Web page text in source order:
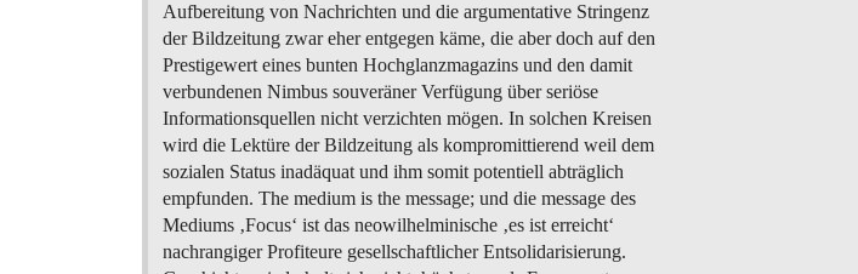
Aufbereitung von Nachrichten und die argumentative Stringenz
der Bildzeitung zwar eher entgegen käme, die aber doch auf den
Prestigewert eines bunten Hochglanzmagazins und den damit
verbundenen Nimbus souveräner Verfügung über seriöse
Informationsquellen nicht verzichten mögen. In solchen Kreisen
wird die Lektüre der Bildzeitung als kompromittierend weil dem
sozialen Status inadäquat und ihm somit potentiell abträglich
empfunden. The medium is the message; und die message des
Mediums ‚Focus‘ ist das neowilhelminische ‚es ist erreicht‘
nachrangiger Profiteure gesellschaftlicher Entsolidarisierung.